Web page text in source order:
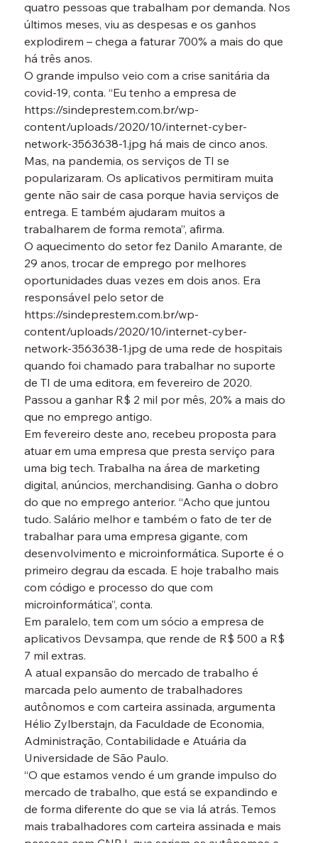
quatro pessoas que trabalham por demanda. Nos
últimos meses, viu as despesas e os ganhos
explodirem – chega a faturar 700% a mais do que
há três anos.
O grande impulso veio com a crise sanitária da
covid-19, conta. “Eu tenho a empresa de
https://sindeprestem.com.br/wp-
content/uploads/2020/10/internet-cyber-
network-3563638-1.jpg há mais de cinco anos.
Mas, na pandemia, os serviços de TI se
popularizaram. Os aplicativos permitiram muita
gente não sair de casa porque havia serviços de
entrega. E também ajudaram muitos a
trabalharem de forma remota”, afirma.
O aquecimento do setor fez Danilo Amarante, de
29 anos, trocar de emprego por melhores
oportunidades duas vezes em dois anos. Era
responsável pelo setor de
https://sindeprestem.com.br/wp-
content/uploads/2020/10/internet-cyber-
network-3563638-1.jpg de uma rede de hospitais
quando foi chamado para trabalhar no suporte
de TI de uma editora, em fevereiro de 2020.
Passou a ganhar R$ 2 mil por mês, 20% a mais do
que no emprego antigo.
Em fevereiro deste ano, recebeu proposta para
atuar em uma empresa que presta serviço para
uma big tech. Trabalha na área de marketing
digital, anúncios, merchandising. Ganha o dobro
do que no emprego anterior. “Acho que juntou
tudo. Salário melhor e também o fato de ter de
trabalhar para uma empresa gigante, com
desenvolvimento e microinformática. Suporte é o
primeiro degrau da escada. E hoje trabalho mais
com código e processo do que com
microinformática”, conta.
Em paralelo, tem com um sócio a empresa de
aplicativos Devsampa, que rende de R$ 500 a R$
7 mil extras.
A atual expansão do mercado de trabalho é
marcada pelo aumento de trabalhadores
autônomos e com carteira assinada, argumenta
Hélio Zylberstajn, da Faculdade de Economia,
Administração, Contabilidade e Atuária da
Universidade de São Paulo.
“O que estamos vendo é um grande impulso do
mercado de trabalho, que está se expandindo e
de forma diferente do que se via lá atrás. Temos
mais trabalhadores com carteira assinada e mais